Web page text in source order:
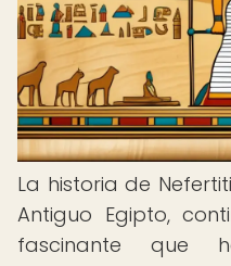
La historia de
Antiguo Egipto,
fascinante que